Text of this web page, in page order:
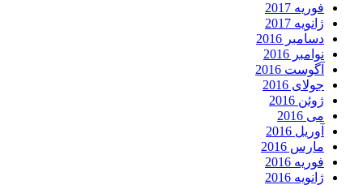
فوریه 2017
ژانویه 2017
دسامبر 2016
نوامبر 2016
آگوست 2016
جولای 2016
ژوئن 2016
می 2016
آوریل 2016
مارس 2016
فوریه 2016
ژانویه 2016